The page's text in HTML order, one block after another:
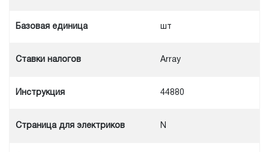
Базовая единица шт
Ставки налогов Array
Инструкция 44880
Cтраница для электриков N